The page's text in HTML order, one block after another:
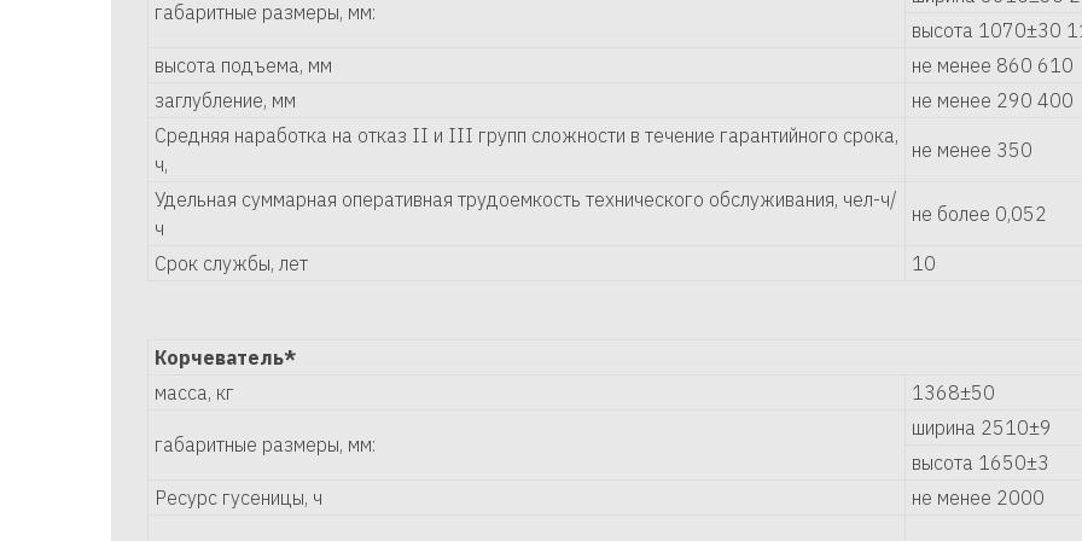
габаритные размеры, мм:
высота 1070±30
высота подъема, мм
не менее 860 610
заглубление, мм
не менее 290 400
Средняя наработка на отказ II и III групп сложности в течение гарантийного срока,
ч,
не менее 350
Удельная суммарная оперативная трудоемкость технического обслуживания, чел-ч/
ч
не более 0,052
Срок службы, лет 10
Корчеватель*
масса, кг
1368±50
габаритные размеры, мм:
ширина 2510±9
высота 1650±3
Ресурс гусеницы, ч
не менее 2000